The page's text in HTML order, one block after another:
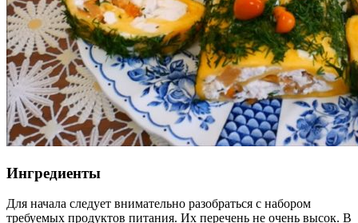
Ингредиенты
Для начала следует внимательно разобраться с набором
требуемых продуктов питания. Их перечень не очень высок. В